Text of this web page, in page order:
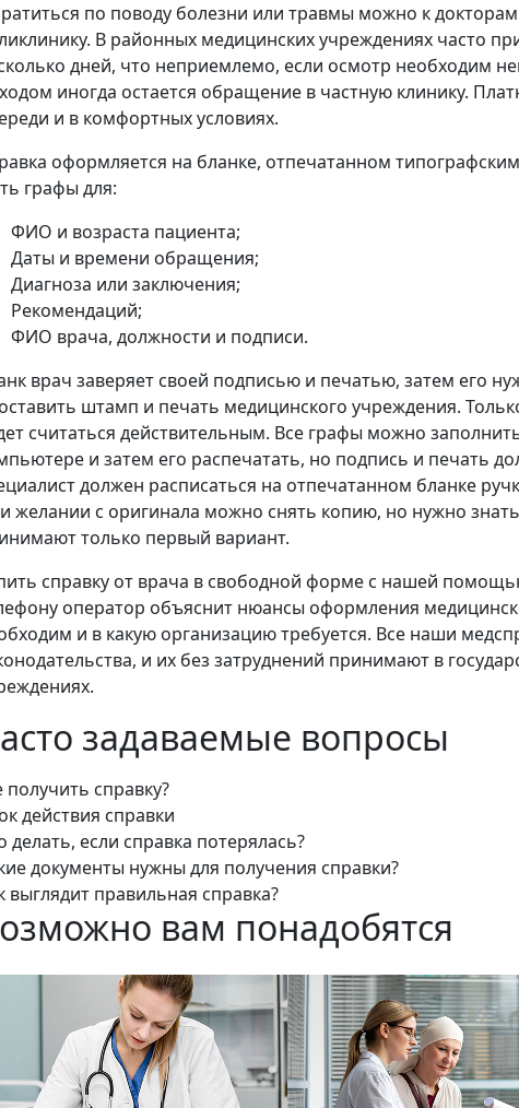
по поводу болезни или травмы можно к
В районных медицинских учреждениях часто
дней, что неприемлемо, если осмотр необходим
иногда остается обращение в частную клинику.
и в комфортных условиях.
оформляется на бланке, отпечатанном
графы для:
ФИО и возраста пациента;
Даты и времени обращения;
Диагноза или заключения;
Рекомендаций;
ФИО врача, должности и подписи.
врач заверяет своей подписью и печатью, затем его
штамп и печать медицинского учреждения.
считаться действительным. Все графы можно
и затем его распечатать, но подпись и печать
должен расписаться на отпечатанном бланке
желании с оригинала можно снять копию, но нужно
только первый вариант.
справку от врача в свободной форме с нашей
оператор объяснит нюансы оформления
и в какую организацию требуется. Все наши
и их без затруднений принимают в
задаваемые вопросы
получить справку?
действия справки
делать, если справка потерялась?
документы нужны для получения справки?
выглядит правильная справка?
вам понадобятся